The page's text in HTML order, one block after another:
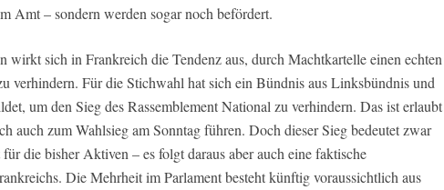
Amt – sondern werden sogar noch befördert.
wirkt sich in Frankreich die Tendenz aus, durch Machtkartelle einen echten
verhindern. Für die Stichwahl hat sich ein Bündnis aus Linksbündnis und
um den Sieg des Rassemblement National zu verhindern. Das ist erlaubt
auch zum Wahlsieg am Sonntag führen. Doch dieser Sieg bedeutet zwar
die bisher Aktiven – es folgt daraus aber auch eine faktische
Die Mehrheit im Parlament besteht künftig voraussichtlich aus